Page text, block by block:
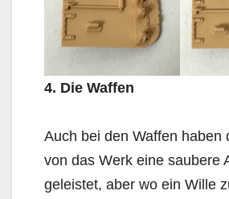
4. Die Waffen
Auch bei den Waffen haben
von das Werk eine saubere
geleistet, aber wo ein Wille